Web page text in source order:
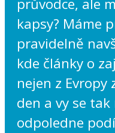
průvodce, ale
kapsy? Máme
pravidelně
kde články o
nejen z Evropy
den a vy se
odpoledne